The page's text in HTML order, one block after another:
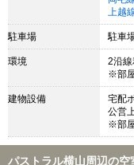
上越
駐車場 駐車
環境
2沿線
※部
建物設備
宅配
公営
※部
パストラル横山周辺の空